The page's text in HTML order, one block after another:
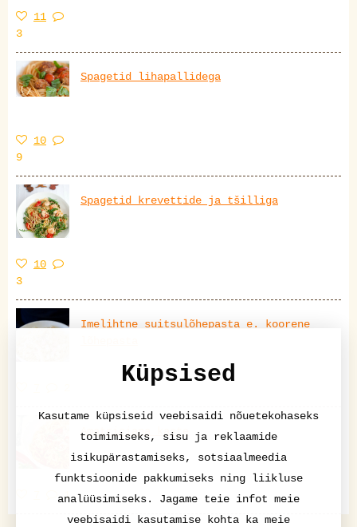
11
3
Spagetid lihapallidega
10
9
Spagetid krevettide ja tšilliga
10
3
Imelihtne suitsulõhepasta e. koorene
Amatriciana kaste
1
Küpsised
Kasutame küpsiseid veebisaidi nõuetekohaseks
toimimiseks, sisu ja reklaamide
isikupärastamiseks, sotsiaalmeedia
funktsioonide pakkumiseks ning liikluse
analüüsimiseks. Jagame teie infot meie
veebisaidi kasutamise kohta ka meie